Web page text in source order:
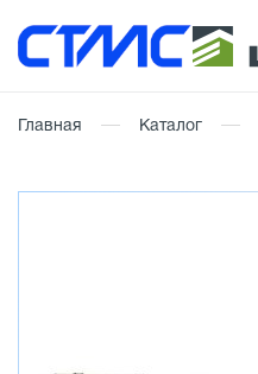
Главная Каталог